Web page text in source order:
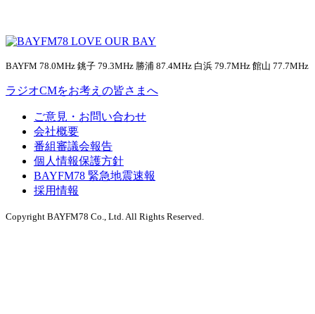
BAYFM 78.0MHz 銚子 79.3MHz 勝浦 87.4MHz 白浜 79.7MHz 館山 77.7MHz
ラジオCMをお考えの皆さまへ
ご意見・お問い合わせ
会社概要
番組審議会報告
個人情報保護方針
BAYFM78 緊急地震速報
採用情報
Copyright BAYFM78 Co., Ltd. All Rights Reserved.